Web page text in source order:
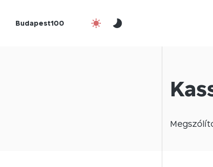
Budapest100